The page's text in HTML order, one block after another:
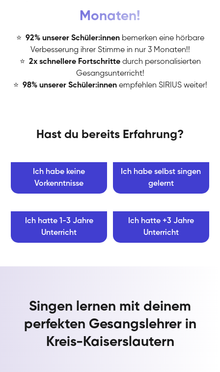
Monaten!
⭐ 92% unserer Schüler:innen bemerken eine hörbare
Verbesserung ihrer Stimme in nur 3 Monaten!!
⭐ 2x schnellere Fortschritte durch personalisierten
Gesangsunterricht!
⭐ 98% unserer Schüler:innen empfehlen SIRIUS weiter!
Hast du bereits Erfahrung?
Ich habe keine
Vorkenntnisse
Ich habe selbst singen
gelernt
Ich hatte 1-3 Jahre
Unterricht
Ich hatte +3 Jahre
Unterricht
Singen lernen mit deinem
perfekten Gesangslehrer in
Kreis-Kaiserslautern